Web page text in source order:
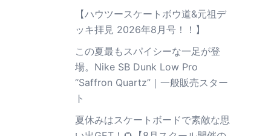
【ハウツースケートボウ道&元祖デ
ッキ拝見 2026年8月号！！】
この夏最もスパイシーな一足が登
場。Nike SB Dunk Low Pro
“Saffron Quartz”｜一般販売スター
ト
夏休みはスケートボードで素敵な思